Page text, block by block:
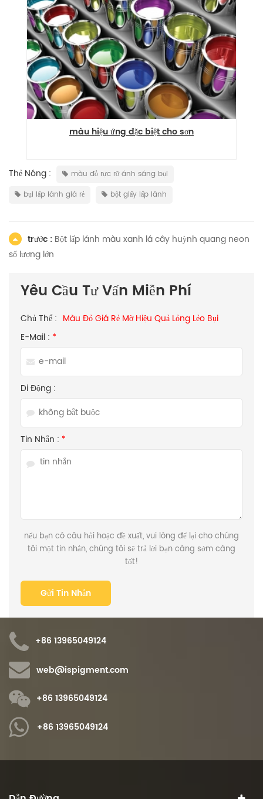
màu hiệu ứng đặc biệt cho sơn
Thẻ Nóng :
màu đỏ rực rỡ ánh sáng bụi
bụi lấp lánh giá rẻ
bột giấy lấp lánh
trước : Bột lấp lánh màu xanh lá cây huỳnh quang neon
số lượng lớn
Yêu Cầu Tư Vấn Miễn Phí
Chủ Thể : Màu Đỏ Giá Rẻ Mờ Hiệu Quả Lỏng Lẻo Bụi
E-Mail : *
Di Động :
Tin Nhắn : *
nếu bạn có câu hỏi hoặc đề xuất, vui lòng để lại cho chúng
tôi một tin nhắn, chúng tôi sẽ trả lời bạn càng sớm càng
tốt!
+86 13965049124
web@ispigment.com
+86 13965049124
+86 13965049124